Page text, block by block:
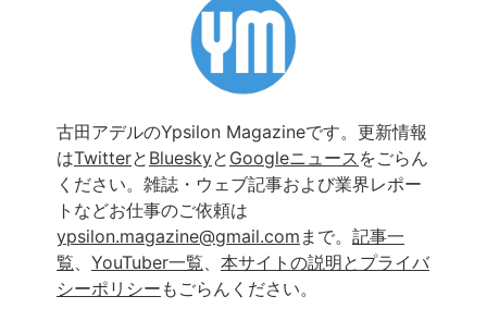
古田アデルのYpsilon Magazineです。更新情報
はTwitterと Blueskyと Googleニュース をごらん
ください。雑誌・ウェブ記事および業界レポー
トなどお仕事のご依頼は
ypsilon.magazine@gmail.com まで。 記事一
覧
YouTuber一覧
本サイトの説明とプライバ
シーポリシー もごらんください。